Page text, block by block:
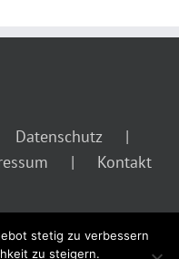
Datenschutz
Kontakt
stetig zu verbessern
zu steigern.